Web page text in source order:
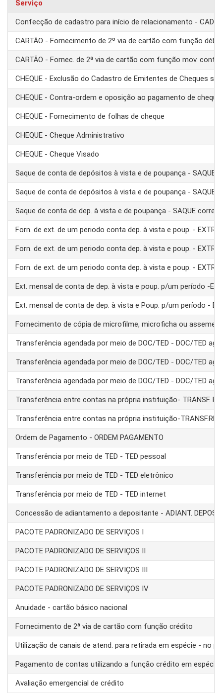
Serviço
Confecção de cadastro para início de relacionamento -
CARTÃO - Fornecimento de 2º via de cartão com função
CARTÃO - Fornec. de 2ª via de cartão com função mov. conta
CHEQUE - Exclusão do Cadastro de Emitentes de Cheques
CHEQUE - Contra-ordem e oposição ao pagamento de cheque
CHEQUE - Fornecimento de folhas de cheque
CHEQUE - Cheque Administrativo
CHEQUE - Cheque Visado
Saque de conta de depósitos à vista e de poupança - SAQUE
Saque de conta de depósitos à vista e de poupança - SAQUE
Saque de conta de dep. à vista e de poupança - SAQUE
Forn. de ext. de um periodo conta dep. à vista e poup. -
Forn. de ext. de um periodo conta dep. à vista e poup. -
Forn. de ext. de um periodo conta dep. à vista e poup. -
Ext. mensal de conta de dep. à vista e poup. p/um período -
Ext. mensal de conta de dep. à vista e Poup. p/um período -
Fornecimento de cópia de microfilme, microficha ou
Transferência agendada por meio de DOC/TED - DOC/TED
Transferência agendada por meio de DOC/TED - DOC/TED
Transferência agendada por meio de DOC/TED - DOC/TED
Transferência entre contas na própria instituição- TRANSF.
Transferência entre contas na própria instituição-
Ordem de Pagamento - ORDEM PAGAMENTO
Transferência por meio de TED - TED pessoal
Transferência por meio de TED - TED eletrônico
Transferência por meio de TED - TED internet
Concessão de adiantamento a depositante - ADIANT.
PACOTE PADRONIZADO DE SERVIÇOS I
PACOTE PADRONIZADO DE SERVIÇOS II
PACOTE PADRONIZADO DE SERVIÇOS III
PACOTE PADRONIZADO DE SERVIÇOS IV
Anuidade - cartão básico nacional
Fornecimento de 2ª via de cartão com função crédito
Utilização de canais de atend. para retirada em espécie - no
Pagamento de contas utilizando a função crédito em espécie
Avaliação emergencial de crédito